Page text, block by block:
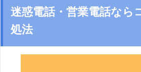
迷惑電話・営業電話なら
処法